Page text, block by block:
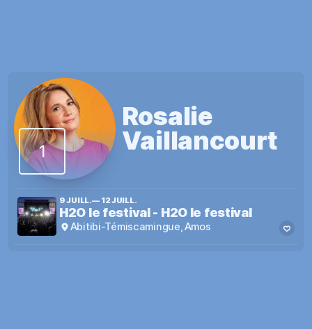
1
Rosalie
Vaillancourt
9 JUILL.— 12 JUILL.
H2O le festival- H2O le festival
Abitibi-Témiscamingue,Amos